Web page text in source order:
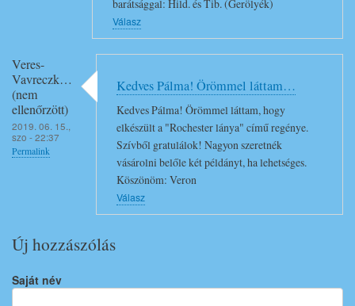
barátsággal: Hild. és Tib. (Gerölyék)
Válasz
Veres-
Vavreczk…
(nem
ellenőrzött)
2019. 06. 15.,
szo - 22:37
Permalink
Kedves Pálma! Örömmel láttam…
Kedves Pálma! Örömmel láttam, hogy
elkészült a "Rochester lánya" című regénye.
Szívből gratulálok! Nagyon szeretnék
vásárolni belőle két példányt, ha lehetséges.
Köszönöm: Veron
Válasz
Új hozzászólás
Saját név